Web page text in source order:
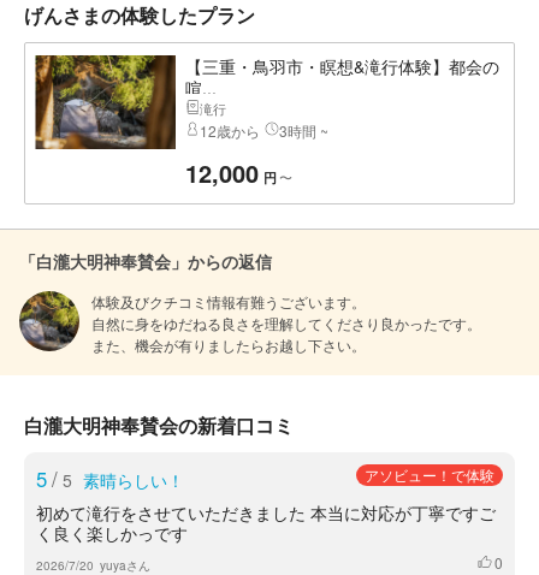
げんさまの体験したプラン
【三重・鳥羽市・瞑想&滝行体験】都会の
喧...
滝行
12歳から 3時間 ~
12,000 円 〜
「白瀧大明神奉賛会」からの返信
体験及びクチコミ情報有難うございます。
自然に身をゆだねる良さを理解してくださり良かったです。
また、機会が有りましたらお越し下さい。
白瀧大明神奉賛会の新着口コミ
5/ 5 素晴らしい！ アソビュー！で体験
初めて滝行をさせていただきました 本当に対応が丁寧ですご
く良く楽しかっです
2026/7/20 yuyaさん いいね
0